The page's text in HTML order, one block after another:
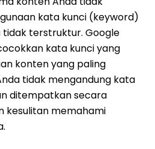
kata kunci (keyword)
terstruktur. Google
kata kunci yang
konten yang paling
tidak mengandung kata
ditempatkan secara
kesulitan memahami